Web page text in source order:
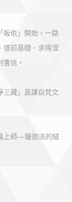
皈依」開始，一路
道前基礎、求得涅
信。
三藏」直譯自梵文
上師—薩迦派的絨